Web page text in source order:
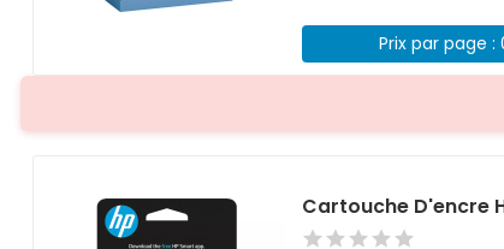
Prix par page :
Cartouche D'encre